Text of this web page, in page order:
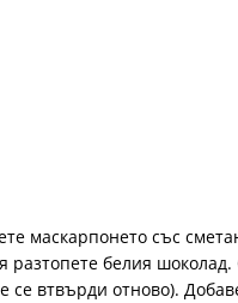
маскарпонето със
белия шоколад.
се втвърди отново).